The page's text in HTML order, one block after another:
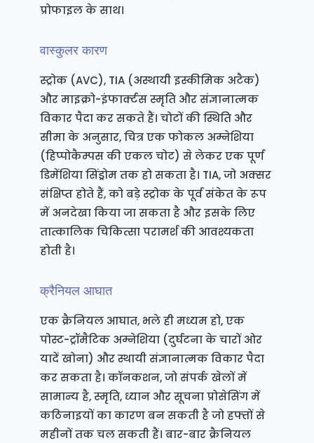
प्रोफाइल के साथ।
वास्कुलर कारण
स्ट्रोक (AVC), TIA (अस्थायी इस्कीमिक अटैक)
और माइक्रो-इंफार्क्टस स्मृति और संज्ञानात्मक
विकार पैदा कर सकते हैं। चोटों की स्थिति और
सीमा के अनुसार, चित्र एक फोकल अम्नेशिया
(हिप्पोकैम्पस की एकल चोट) से लेकर एक पूर्ण
डिमेंशिया सिंड्रोम तक हो सकता है। TIA, जो अक्सर
संक्षिप्त होते हैं, को बड़े स्ट्रोक के पूर्व संकेत के रूप
में अनदेखा किया जा सकता है और इसके लिए
तात्कालिक चिकित्सा परामर्श की आवश्यकता
होती है।
क्रैनियल आघात
एक क्रैनियल आघात, भले ही मध्यम हो, एक
पोस्ट-ट्रॉमैटिक अम्नेशिया (दुर्घटना के चारों ओर
यादें खोना) और स्थायी संज्ञानात्मक विकार पैदा
कर सकता है। कॉनकशन, जो संपर्क खेलों में
सामान्य है, स्मृति, ध्यान और सूचना प्रोसेसिंग में
कठिनाइयों का कारण बन सकती है जो हफ्तों से
महीनों तक चल सकती हैं। बार-बार क्रैनियल